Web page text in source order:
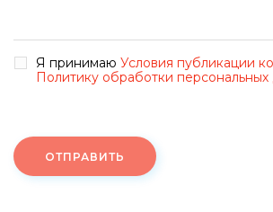
Я принимаю Условия публикации
Политику обработки
ОТПРАВИТЬ